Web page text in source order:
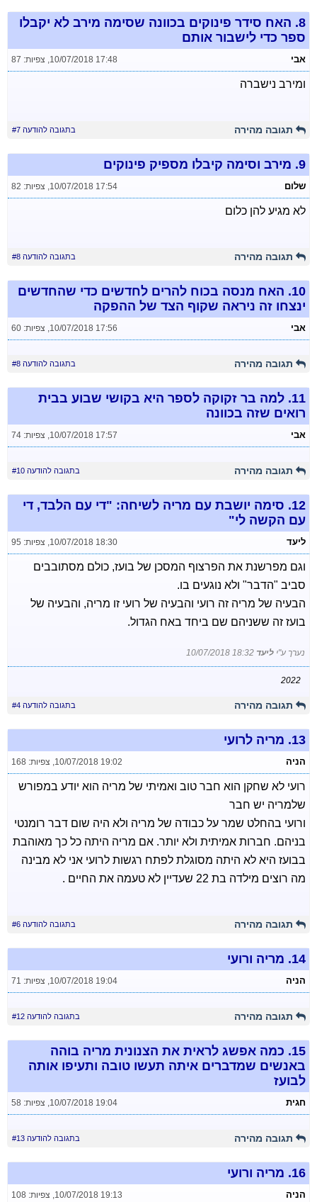
8. האח סידר פינוקים בכוונה שסימה מירב לא יקבלו
ספר כדי לישבור אותם
אבי 10/07/2018 17:48
, צפיות: 87
ומירב נישברה
תגובה מהירה בתגובה להודעה #7
9. מירב וסימה קיבלו מספיק פינוקים
שלום 10/07/2018 17:54
, צפיות: 82
לא מגיע להן כלום
תגובה מהירה בתגובה להודעה #8
10. האח מנסה בכוח להרים לחדשים כדי שהחדשים
ינצחו זה ניראה שקוף הצד של ההפקה
אבי 10/07/2018 17:56
, צפיות: 60
תגובה מהירה בתגובה להודעה #8
11. למה בר זקוקה לספר היא בקושי שבוע בבית
רואים שזה בכוונה
אבי 10/07/2018 17:57
, צפיות: 74
תגובה מהירה בתגובה להודעה #10
12. סימה יושבת עם מריה לשיחה: "די עם הלבד, די
עם הקשה לי"
ליעד 10/07/2018 18:30
, צפיות: 95
וגם מפרשנת את הפרצוף המסכן של בועז, כולם מסתובבים
סביב "הדבר" ולא נוגעים בו.
הבעיה של מריה זה רועי והבעיה של רועי זו מריה, והבעיה של
בועז זה ששניהם שם ביחד באח הגדול.
נערך ע"י ליעד 10/07/2018 18:32
2022
תגובה מהירה בתגובה להודעה #4
13. מריה לרועי
הניה 10/07/2018 19:02
, צפיות: 168
רועי לא שחקן הוא חבר טוב ואמיתי של מריה הוא יודע במפורש
שלמריה יש חבר
ורועי בהחלט שמר על כבודה של מריה ולא היה שום דבר רומנטי
בניהם. חברות אמיתית ולא יותר. אם מריה היתה כל כך מאוהבת
בבועז היא לא היתה מסוגלת לפתח רגשות לרועי אני לא מבינה
מה רוצים מילדה בת 22 שעדיין לא טעמה את החיים .
תגובה מהירה בתגובה להודעה #6
14. מריה ורועי
הניה 10/07/2018 19:04
, צפיות: 71
תגובה מהירה בתגובה להודעה #12
15. כמה אפשג לראית את הצנונית מריה בוהה
באנשים שמדברים איתה תעשו טובה ותעיפו אותה
לבועז
חגית 10/07/2018 19:04
, צפיות: 58
תגובה מהירה בתגובה להודעה #13
16. מריה ורועי
הניה 10/07/2018 19:13
, צפיות: 108